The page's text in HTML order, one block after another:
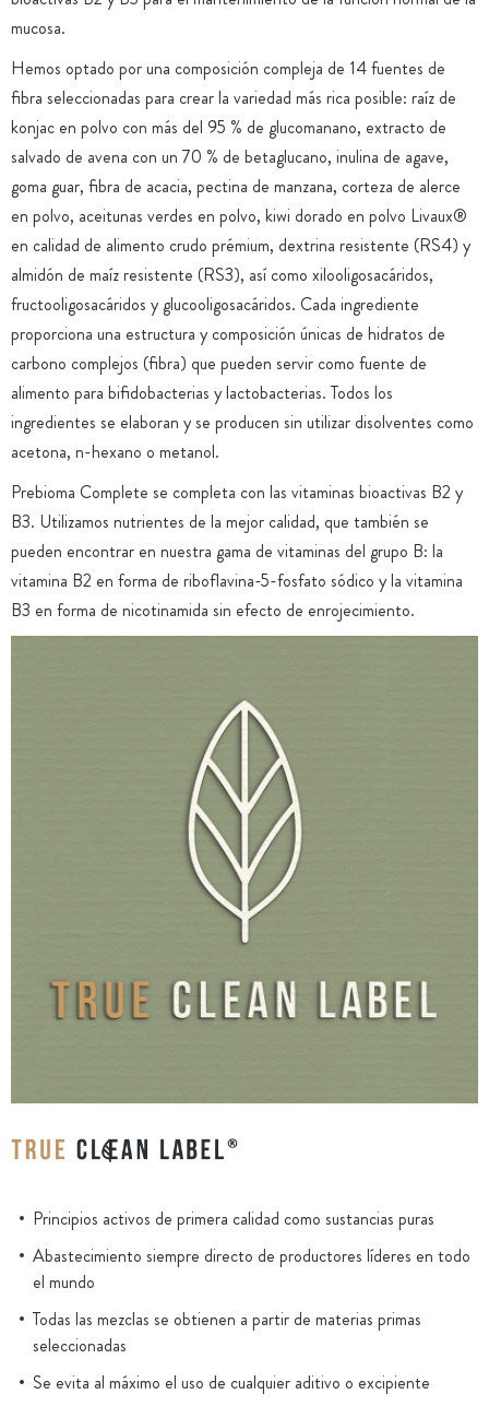
mucosa.
Hemos optado por una composición compleja de 14 fuentes de
fibra seleccionadas para crear la variedad más rica posible: raíz de
konjac en polvo con más del 95 % de glucomanano, extracto de
salvado de avena con un 70 % de betaglucano, inulina de agave,
goma guar, fibra de acacia, pectina de manzana, corteza de alerce
en polvo, aceitunas verdes en polvo, kiwi dorado en polvo Livaux®
en calidad de alimento crudo prémium, dextrina resistente (RS4) y
almidón de maíz resistente (RS3), así como xilooligosacáridos,
fructooligosacáridos y glucooligosacáridos. Cada ingrediente
proporciona una estructura y composición únicas de hidratos de
carbono complejos (fibra) que pueden servir como fuente de
alimento para bifidobacterias y lactobacterias. Todos los
ingredientes se elaboran y se producen sin utilizar disolventes como
acetona, n-hexano o metanol.
Prebioma Complete se completa con las vitaminas bioactivas B2 y
B3. Utilizamos nutrientes de la mejor calidad, que también se
pueden encontrar en nuestra gama de vitaminas del grupo B: la
vitamina B2 en forma de riboflavina-5-fosfato sódico y la vitamina
B3 en forma de nicotinamida sin efecto de enrojecimiento.
Principios activos de primera calidad como sustancias puras
Abastecimiento siempre directo de productores líderes en todo
el mundo
Todas las mezclas se obtienen a partir de materias primas
seleccionadas
Se evita al máximo el uso de cualquier aditivo o excipiente